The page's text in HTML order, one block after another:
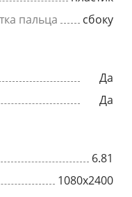
пальца
сбоку
Да
Да
6.81
1080x2400